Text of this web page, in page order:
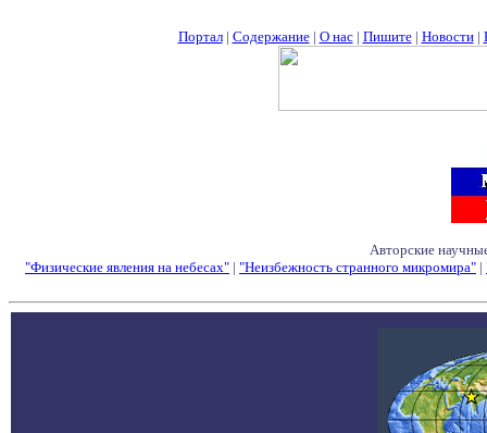
Портал| Содержание| О нас| Пишите| Новости|
Авторские
"Физические явления на небесах" | "Неизбежность странного микромира" |